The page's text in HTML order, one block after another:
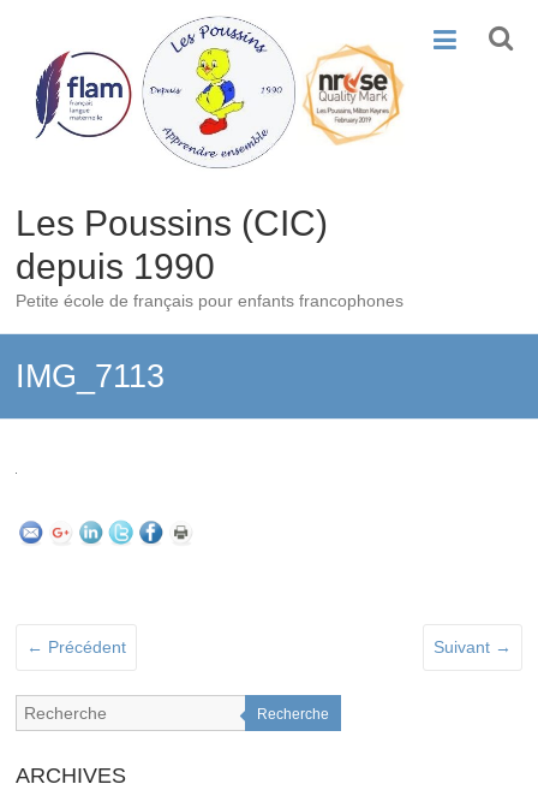
content
Les Poussins (CIC)
depuis 1990
Petite école de français pour enfants francophones
IMG_7113
← Précédent Suivant →
Recherche
ARCHIVES